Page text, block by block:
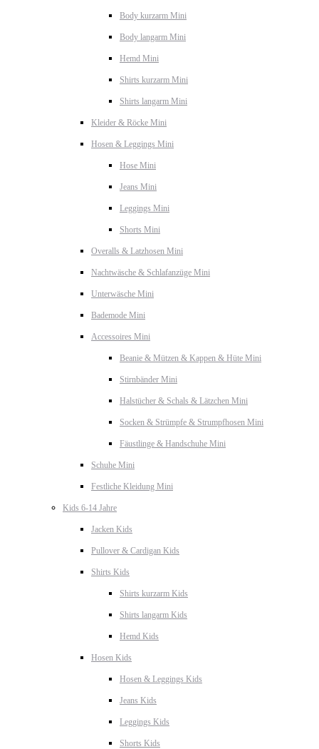
Body kurzarm Mini
Body langarm Mini
Hemd Mini
Shirts kurzarm Mini
Shirts langarm Mini
Kleider & Röcke Mini
Hosen & Leggings Mini
Hose Mini
Jeans Mini
Leggings Mini
Shorts Mini
Overalls & Latzhosen Mini
Nachtwäsche & Schlafanzüge Mini
Unterwäsche Mini
Bademode Mini
Accessoires Mini
Beanie & Mützen & Kappen & Hüte Mini
Stirnbänder Mini
Halstücher & Schals & Lätzchen Mini
Socken & Strümpfe & Strumpfhosen Mini
Fäustlinge & Handschuhe Mini
Schuhe Mini
Festliche Kleidung Mini
Kids 6-14 Jahre
Jacken Kids
Pullover & Cardigan Kids
Shirts Kids
Shirts kurzarm Kids
Shirts langarm Kids
Hemd Kids
Hosen Kids
Hosen & Leggings Kids
Jeans Kids
Leggings Kids
Shorts Kids